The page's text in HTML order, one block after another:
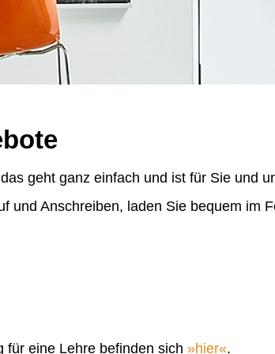
geht ganz einfach und ist für Sie und
und Anschreiben, laden Sie bequem im
für eine Lehre befinden sich hier .